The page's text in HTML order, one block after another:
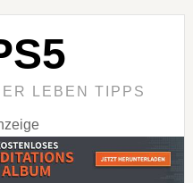
LEBEN TIPPS